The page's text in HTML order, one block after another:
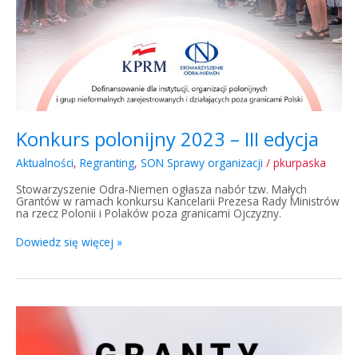
Konkurs polonijny 2023 – III edycja
Aktualności, Regranting, SON Sprawy organizacji / pkurpaska
Stowarzyszenie Odra-Niemen ogłasza nabór tzw. Małych
Grantów w ramach konkursu Kancelarii Prezesa Rady Ministrów
na rzecz Polonii i Polaków poza granicami Ojczyzny.
Dowiedz się więcej »